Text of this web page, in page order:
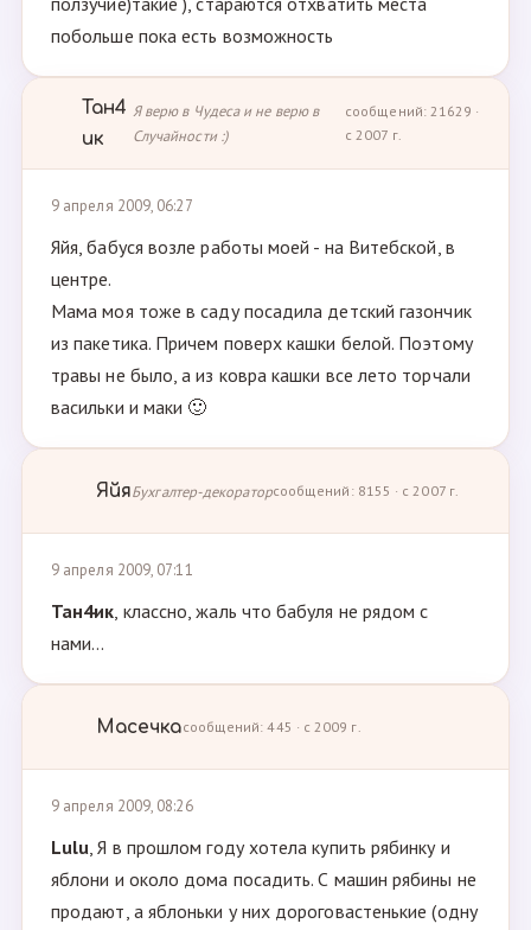
побольше пока есть возможность
Тан4
ик
Я верю в Чудеса и не верю в
Случайности :)
сообщений: 21629 ·
с 2007 г.
9 апреля 2009, 06:27
Яйя, бабуся возле работы моей - на Витебской, в
центре.
Мама моя тоже в саду посадила детский газончик
из пакетика. Причем поверх кашки белой. Поэтому
травы не было, а из ковра кашки все лето торчали
васильки и маки 🙂
ЯйяБухгалтер-декораторсообщений: 8155 · с 2007 г.
9 апреля 2009, 07:11
Тан4ик, классно, жаль что бабуля не рядом с
нами...
Масечкасообщений: 445 · с 2009 г.
9 апреля 2009, 08:26
Lulu, Я в прошлом году хотела купить рябинку и
яблони и около дома посадить. С машин рябины не
продают, а яблоньки у них дороговастенькие (одну